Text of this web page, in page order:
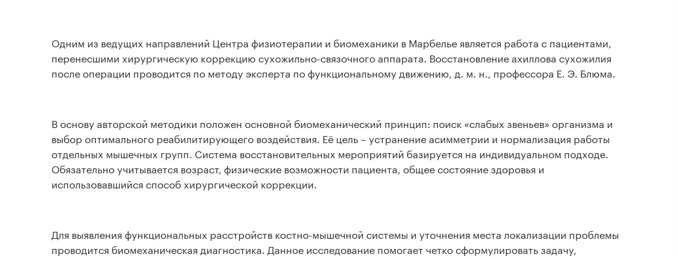
Одним из ведущих направлений Центра физиотерапии и биомеханики в Марбелье является работа с пациентами,
перенесшими хирургическую коррекцию сухожильно-связочного аппарата. Восстановление ахиллова сухожилия
после операции проводится по методу эксперта по функциональному движению, д. м. н., профессора Е. Э. Блюма.
В основу авторской методики положен основной биомеханический принцип: поиск «слабых звеньев» организма и
выбор оптимального реабилитирующего воздействия. Её цель – устранение асимметрии и нормализация работы
отдельных мышечных групп. Система восстановительных мероприятий базируется на индивидуальном подходе.
Обязательно учитывается возраст, физические возможности пациента, общее состояние здоровья и
использовавшийся способ хирургической коррекции.
Для выявления функциональных расстройств костно-мышечной системы и уточнения места локализации проблемы
проводится биомеханическая диагностика. Данное исследование помогает четко сформулировать задачу,